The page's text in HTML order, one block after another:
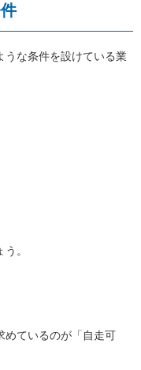
うな条件を設けている業
。
めているのが「自走可